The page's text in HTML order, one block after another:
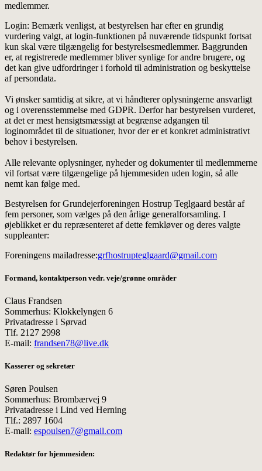
medlemmer.
Login: Bemærk venligst, at bestyrelsen har efter en grundig
vurdering valgt, at login-funktionen på nuværende tidspunkt fortsat
kun skal være tilgængelig for bestyrelsesmedlemmer. Baggrunden
er, at registrerede medlemmer bliver synlige for andre brugere, og
det kan give udfordringer i forhold til administration og beskyttelse
af persondata.
Vi ønsker samtidig at sikre, at vi håndterer oplysningerne ansvarligt
og i overensstemmelse med GDPR. Derfor har bestyrelsen vurderet,
at det er mest hensigtsmæssigt at begrænse adgangen til
loginområdet til de situationer, hvor der er et konkret administrativt
behov i bestyrelsen.
Alle relevante oplysninger, nyheder og dokumenter til medlemmerne
vil fortsat være tilgængelige på hjemmesiden uden login, så alle
nemt kan følge med.
Bestyrelsen for Grundejerforeningen Hostrup Teglgaard består af
fem personer, som vælges på den årlige generalforsamling. I
øjeblikket er du repræsenteret af dette femkløver og deres valgte
suppleanter:
Foreningens mailadresse:grfhostrupteglgaard@gmail.com
Formand, kontaktperson vedr. veje/grønne områder
Claus Frandsen
Sommerhus: Klokkelyngen 6
Privatadresse i Sørvad
Tlf. 2127 2998
E-mail: frandsen78@live.dk
Kasserer og sekretær
Søren Poulsen
Sommerhus: Brombærvej 9
Privatadresse i Lind ved Herning
Tlf.: 2897 1604
E-mail: espoulsen7@gmail.com
Redaktør for hjemmesiden: